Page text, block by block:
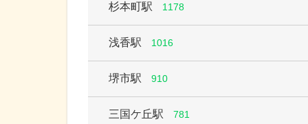
杉本町駅 1178
浅香駅 1016
堺市駅 910
三国ケ丘駅 781